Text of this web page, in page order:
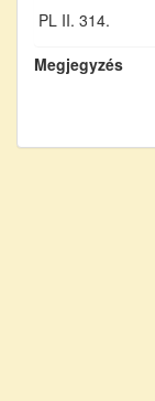
PL II. 314.
Megjegyzés